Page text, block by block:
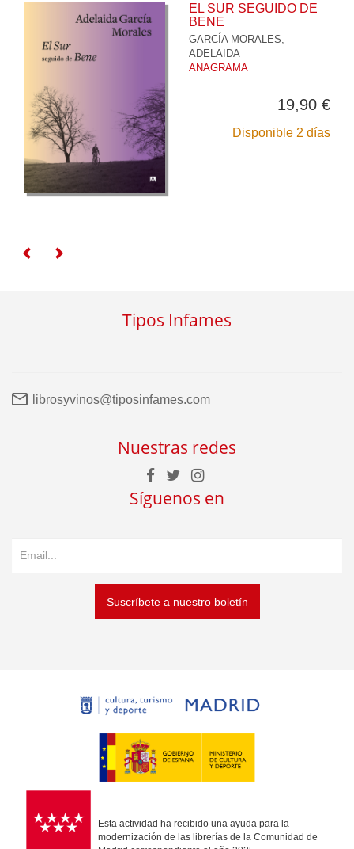
EL SUR SEGUIDO DE
BENE
GARCÍA MORALES,
ADELAIDA
ANAGRAMA
19,90 €
Disponible 2 días
Tipos Infames
librosyvinos@tiposinfames.com
Nuestras redes
Síguenos en
Suscríbete a nuestro boletín
Esta actividad ha recibido una ayuda para la
modernización de las librerías de la Comunidad de